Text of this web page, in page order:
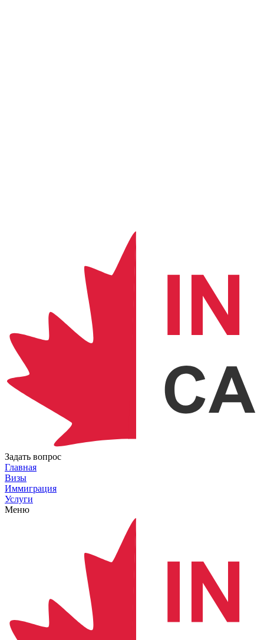
Задать вопрос
Главная
Визы
Иммиграция
Услуги
Меню